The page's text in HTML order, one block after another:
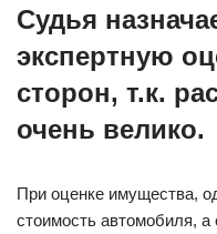
Судья
экспертную
сторон, т.к.
очень велико.
При оценке имущества,
стоимость автомобиля,